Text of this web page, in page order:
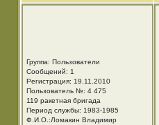
Группа: Пользователи
Сообщений: 1
Регистрация: 19.11.2010
Пользователь №: 4 475
119 ракетная бригада
Период службы: 1983-1985
Ф.И.О.:Ломакин Владимир